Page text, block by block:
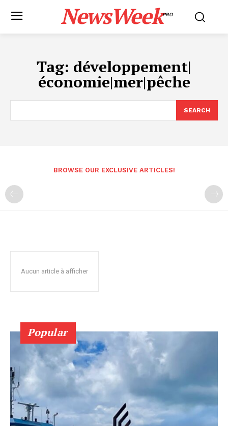
NewsWeekPRO
Tag: développement|
économie|mer|pêche
SEARCH
BROWSE OUR EXCLUSIVE ARTICLES!
Aucun article à afficher
Popular